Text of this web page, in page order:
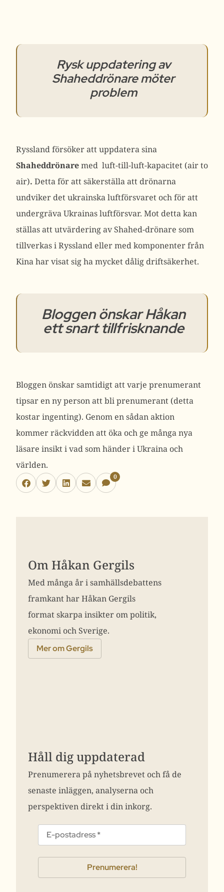
Rysk uppdatering av
Shaheddrönare möter
problem
Ryssland försöker att uppdaterasina
Shaheddrönaremed luft-till-luft-kapacitet (air to
air). Detta för att säkerställa att drönarna
undviker det ukrainska luftförsvaret och för att
undergräva Ukrainas luftförsvar. Mot detta kan
ställas att utvärdering av Shahed-drönare som
tillverkas i Ryssland eller med komponenter från
Kina har visat sig ha mycket dålig driftsäkerhet.
Bloggen önskar Håkan
ett snart tillfrisknande
Bloggen önskar samtidigt att varje prenumerant
tipsar en ny person att bli prenumerant (detta
kostar ingenting). Genom en sådan aktion
kommer räckvidden att öka och ge många nya
läsare insikt i vad som händer i Ukraina och
världen.
0
Om Håkan Gergils
Med många år i samhällsdebattens
framkant har Håkan Gergils
format skarpa insikter om politik,
ekonomi och Sverige.
Mer om Gergils
Håll dig uppdaterad
Prenumerera på nyhetsbrevet och få de
senaste inläggen, analyserna och
perspektiven direkt i din inkorg.